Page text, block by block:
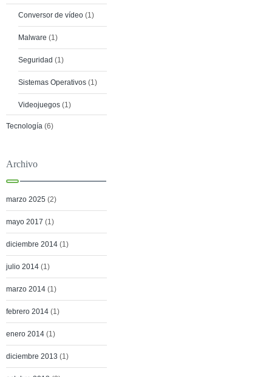
Conversor de vídeo (1)
Malware (1)
Seguridad (1)
Sistemas Operativos (1)
Videojuegos (1)
Tecnología (6)
Archivo
marzo 2025 (2)
mayo 2017 (1)
diciembre 2014 (1)
julio 2014 (1)
marzo 2014 (1)
febrero 2014 (1)
enero 2014 (1)
diciembre 2013 (1)